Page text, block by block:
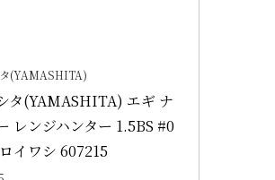
(YAMASHITA)
タ(YAMASHITA) エギ ナ
レンジハンター 1.5BS #0
イワシ 607215